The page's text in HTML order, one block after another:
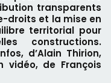
transparents
droits et la mise en
territorial pour
constructions.
d’Alain Thirion,
vidéo, de François